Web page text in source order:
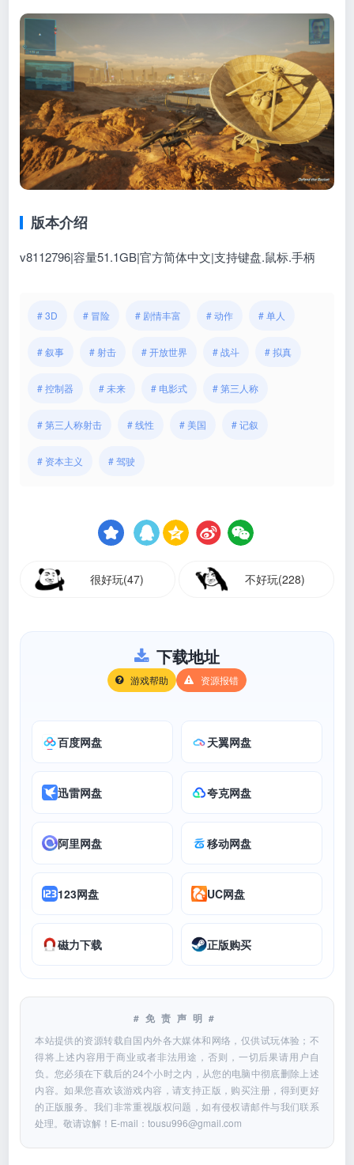
版本介绍
v8112796|容量51.1GB|官方简体中文|支持键盘.鼠标.手柄
# 3D # 冒险 # 剧情丰富 # 动作 # 单人
# 叙事 # 射击 # 开放世界 # 战斗 # 拟真
# 控制器 # 未来 # 电影式 # 第三人称
# 第三人称射击 # 线性 # 美国 # 记叙
# 资本主义 # 驾驶
很好玩(47) 不好玩(228)
下载地址
游戏帮助 资源报错
百度网盘 天翼网盘
迅雷网盘 夸克网盘
阿里网盘 移动网盘
123网盘 UC网盘
磁力下载 正版购买
#免责声明#
本站提供的资源转载自国内外各大媒体和网络，仅供试玩体验；不
得将上述内容用于商业或者非法用途，否则，一切后果请用户自
负。您必须在下载后的24个小时之内，从您的电脑中彻底删除上述
内容。如果您喜欢该游戏内容，请支持正版，购买注册，得到更好
的正版服务。我们非常重视版权问题，如有侵权请邮件与我们联系
处理。敬请谅解！E-mail：tousu996@gmail.com